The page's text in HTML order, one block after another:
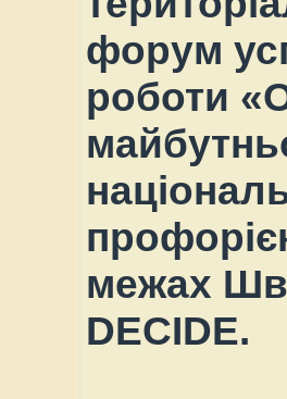
форум
роботи
межах
DECIDE.